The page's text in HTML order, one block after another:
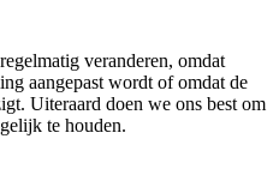
veranderen, omdat
aangepast wordt of omdat de
Uiteraard doen we ons best om
te houden.